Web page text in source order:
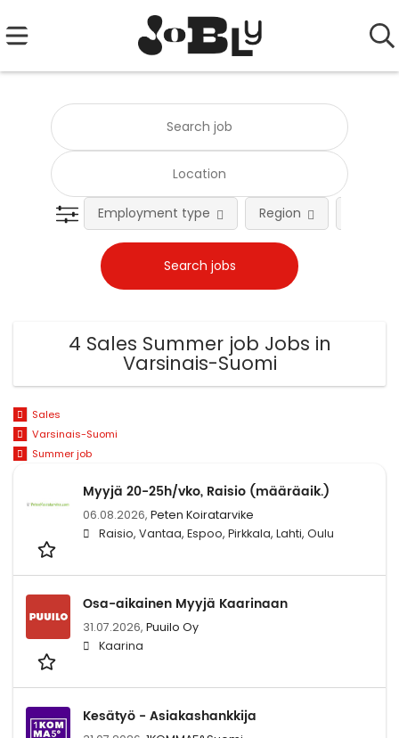
Employment type Region
4 Sales Summer job Jobs in
Varsinais-Suomi
Sales
Varsinais-Suomi
Summer job
Myyjä 20-25h/vko, Raisio (määräaik.)
06.08.2026, Peten Koiratarvike
Raisio, Vantaa, Espoo, Pirkkala, Lahti, Oulu
Osa-aikainen Myyjä Kaarinaan
31.07.2026, Puuilo Oy
Kaarina
Kesätyö - Asiakashankkija